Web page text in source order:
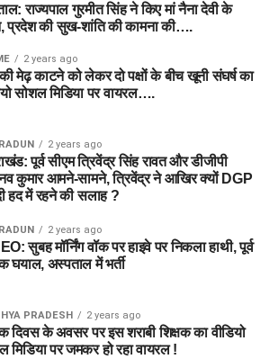
राज्यपाल गुरमीत सिंह ने किए मां नैना देवी के
प्रदेश की सुख-शांति की कामना की….
2 years ago
मेढ़ काटने को लेकर दो पक्षों के बीच खूनी संघर्ष का
सोशल मिडिया पर वायरल….
2 years ago
पूर्व सीएम त्रिवेंद्र सिंह रावत और डीजीपी
कुमार आमने-सामने, त्रिवेंद्र ने आखिर क्यों DGP
हद में रहने की सलाह ?
2 years ago
सुबह मॉर्निंग वॉक पर हाइवे पर निकला हाथी, पूर्व
घयाल, अस्पताल में भर्ती
PRADESH 2 years ago
दिवस के अवसर पर इस शराबी शिक्षक का वीडियो
मिडिया पर जमकर हो रहा वायरल !